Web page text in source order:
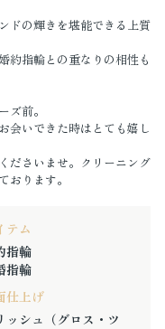
ドの輝きを堪能できる上質
約指輪との重なりの相性も
ズ前。
会いできた時はとても嬉し
ださいませ。クリーニング
おります。
テム
指輪
指輪
仕上げ
ッシュ（グロス・ツ